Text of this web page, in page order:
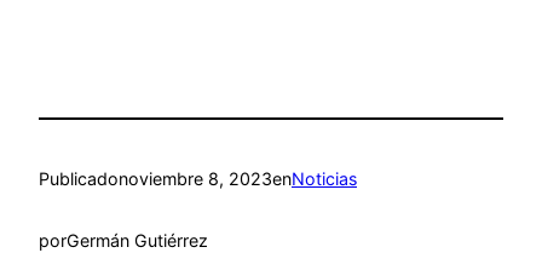
Publicadonoviembre 8, 2023enNoticias
porGermán Gutiérrez